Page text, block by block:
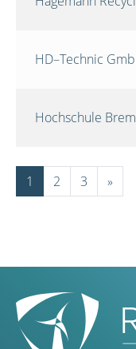
HD–Technic
Hochschule
1 2 3 »